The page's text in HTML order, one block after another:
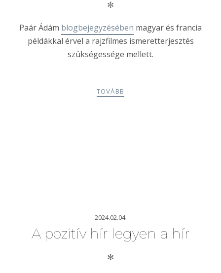
✻
Paár Ádám blogbejegyzésében magyar és francia
példákkal érvel a rajzfilmes ismeretterjesztés
szükségessége mellett.
TOVÁBB
2024.02.04.
A pozitív hír legyen a hír
✻